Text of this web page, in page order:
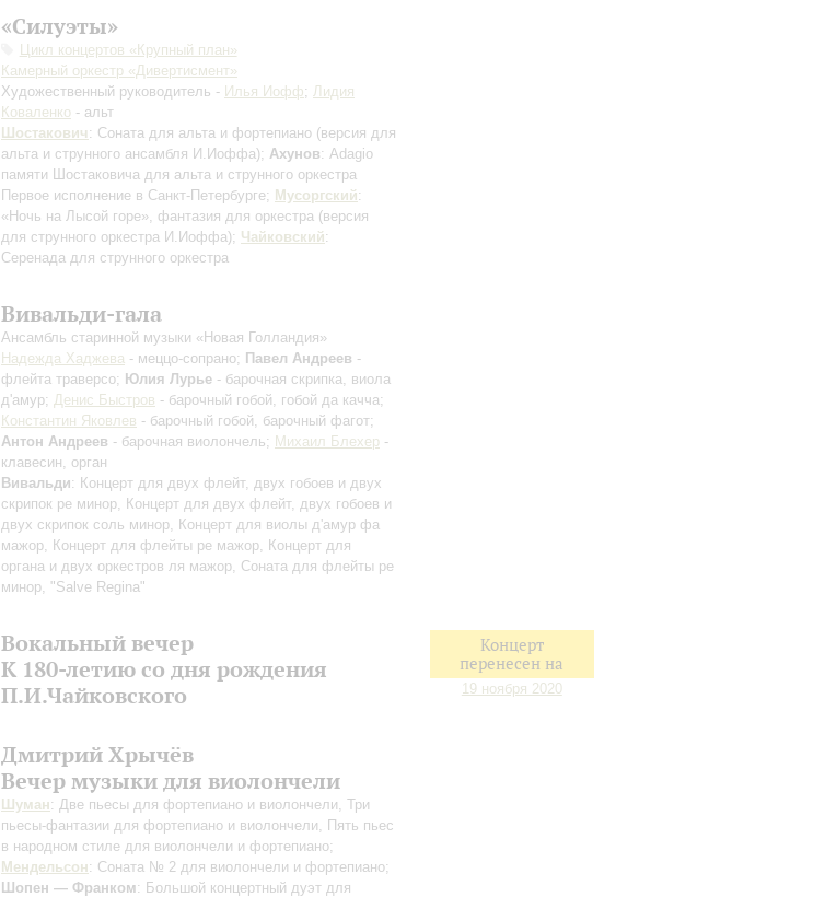
«Силуэты»
Цикл концертов «Крупный план»
Камерный оркестр «Дивертисмент»
Художественный руководитель - Илья Иофф; Лидия
Коваленко - альт
Шостакович : Соната для альта и фортепиано (версия для
альта и струнного ансамбля И.Иоффа); Ахунов: Adagio
памяти Шостаковича для альта и струнного оркестра
Первое исполнение в Санкт-Петербурге; Мусоргский:
«Ночь на Лысой горе», фантазия для оркестра (версия
для струнного оркестра И.Иоффа); Чайковский:
Серенада для струнного оркестра
Вивальди-гала
Ансамбль старинной музыки «Новая Голландия»
Надежда Хаджева - меццо-сопрано; Павел Андреев -
флейта траверсо; Юлия Лурье - барочная скрипка, виола
д'амур; Денис Быстров - барочный гобой, гобой да качча;
Константин Яковлев - барочный гобой, барочный фагот;
Антон Андреев - барочная виолончель; Михаил Блехер -
клавесин, орган
Вивальди: Концерт для двух флейт, двух гобоев и двух
скрипок ре минор, Концерт для двух флейт, двух гобоев и
двух скрипок соль минор, Концерт для виолы д'амур фа
мажор, Концерт для флейты ре мажор, Концерт для
органа и двух оркестров ля мажор, Соната для флейты ре
минор, "Salve Regina"
Вокальный вечер
К 180-летию со дня рождения
П.И.Чайковского
Концерт
перенесен на
19 ноября 2020
Дмитрий Хрычёв
Вечер музыки для виолончели
Шуман: Две пьесы для фортепиано и виолончели, Три
пьесы-фантазии для фортепиано и виолончели, Пять пьес
в народном стиле для виолончели и фортепиано;
Мендельсон: Соната № 2 для виолончели и фортепиано;
Шопен — Франком: Большой концертный дуэт для